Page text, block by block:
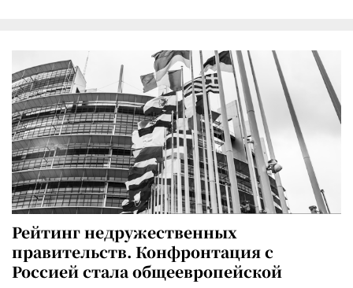
Рейтинг недружественных
правительств. Конфронтация с
Россией стала общеевропейской